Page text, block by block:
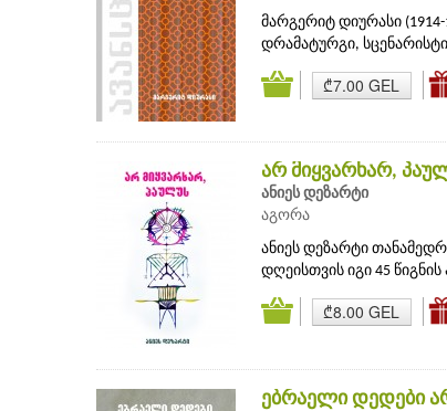
მარგერიტ დიურასი
დრამატურგი,
₾7.00 GEL
არ მიყვარხარ,
ანიეს დეზარტი
აგორა
ანიეს დეზარტი
დღეისთვის იგი 45 წიგნის
₾8.00 GEL
ებრაელი დედები